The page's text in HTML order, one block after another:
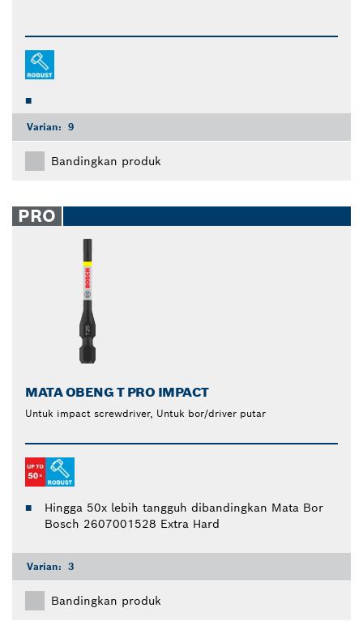
Varian: 9
Bandingkan produk
PRO
MATA OBENG T PRO IMPACT
Untuk impact screwdriver, Untuk bor/driver putar
Hingga 50x lebih tangguh dibandingkan Mata Bor
Bosch 2607001528 Extra Hard
Varian: 3
Bandingkan produk